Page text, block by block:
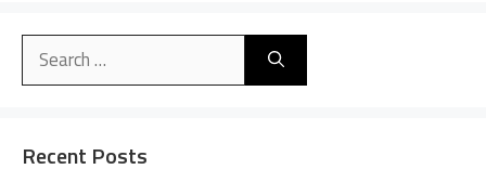
Search
Recent Posts